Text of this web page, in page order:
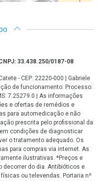
33.438.250/0187-08
- CEP: 22220-000 | Gabriele
de funcionamento: Processo:
7.25279.0 | As informações
e ofertas de remédios e
para automedicação e não
prescrita pelo profissional da
condições de diagnosticar
o tratamento adequado. Os
para compras via internet. As
ilustrativas. *Preços e
decorrer do dia. Antibióticos e
ou televendas. Portaria nº